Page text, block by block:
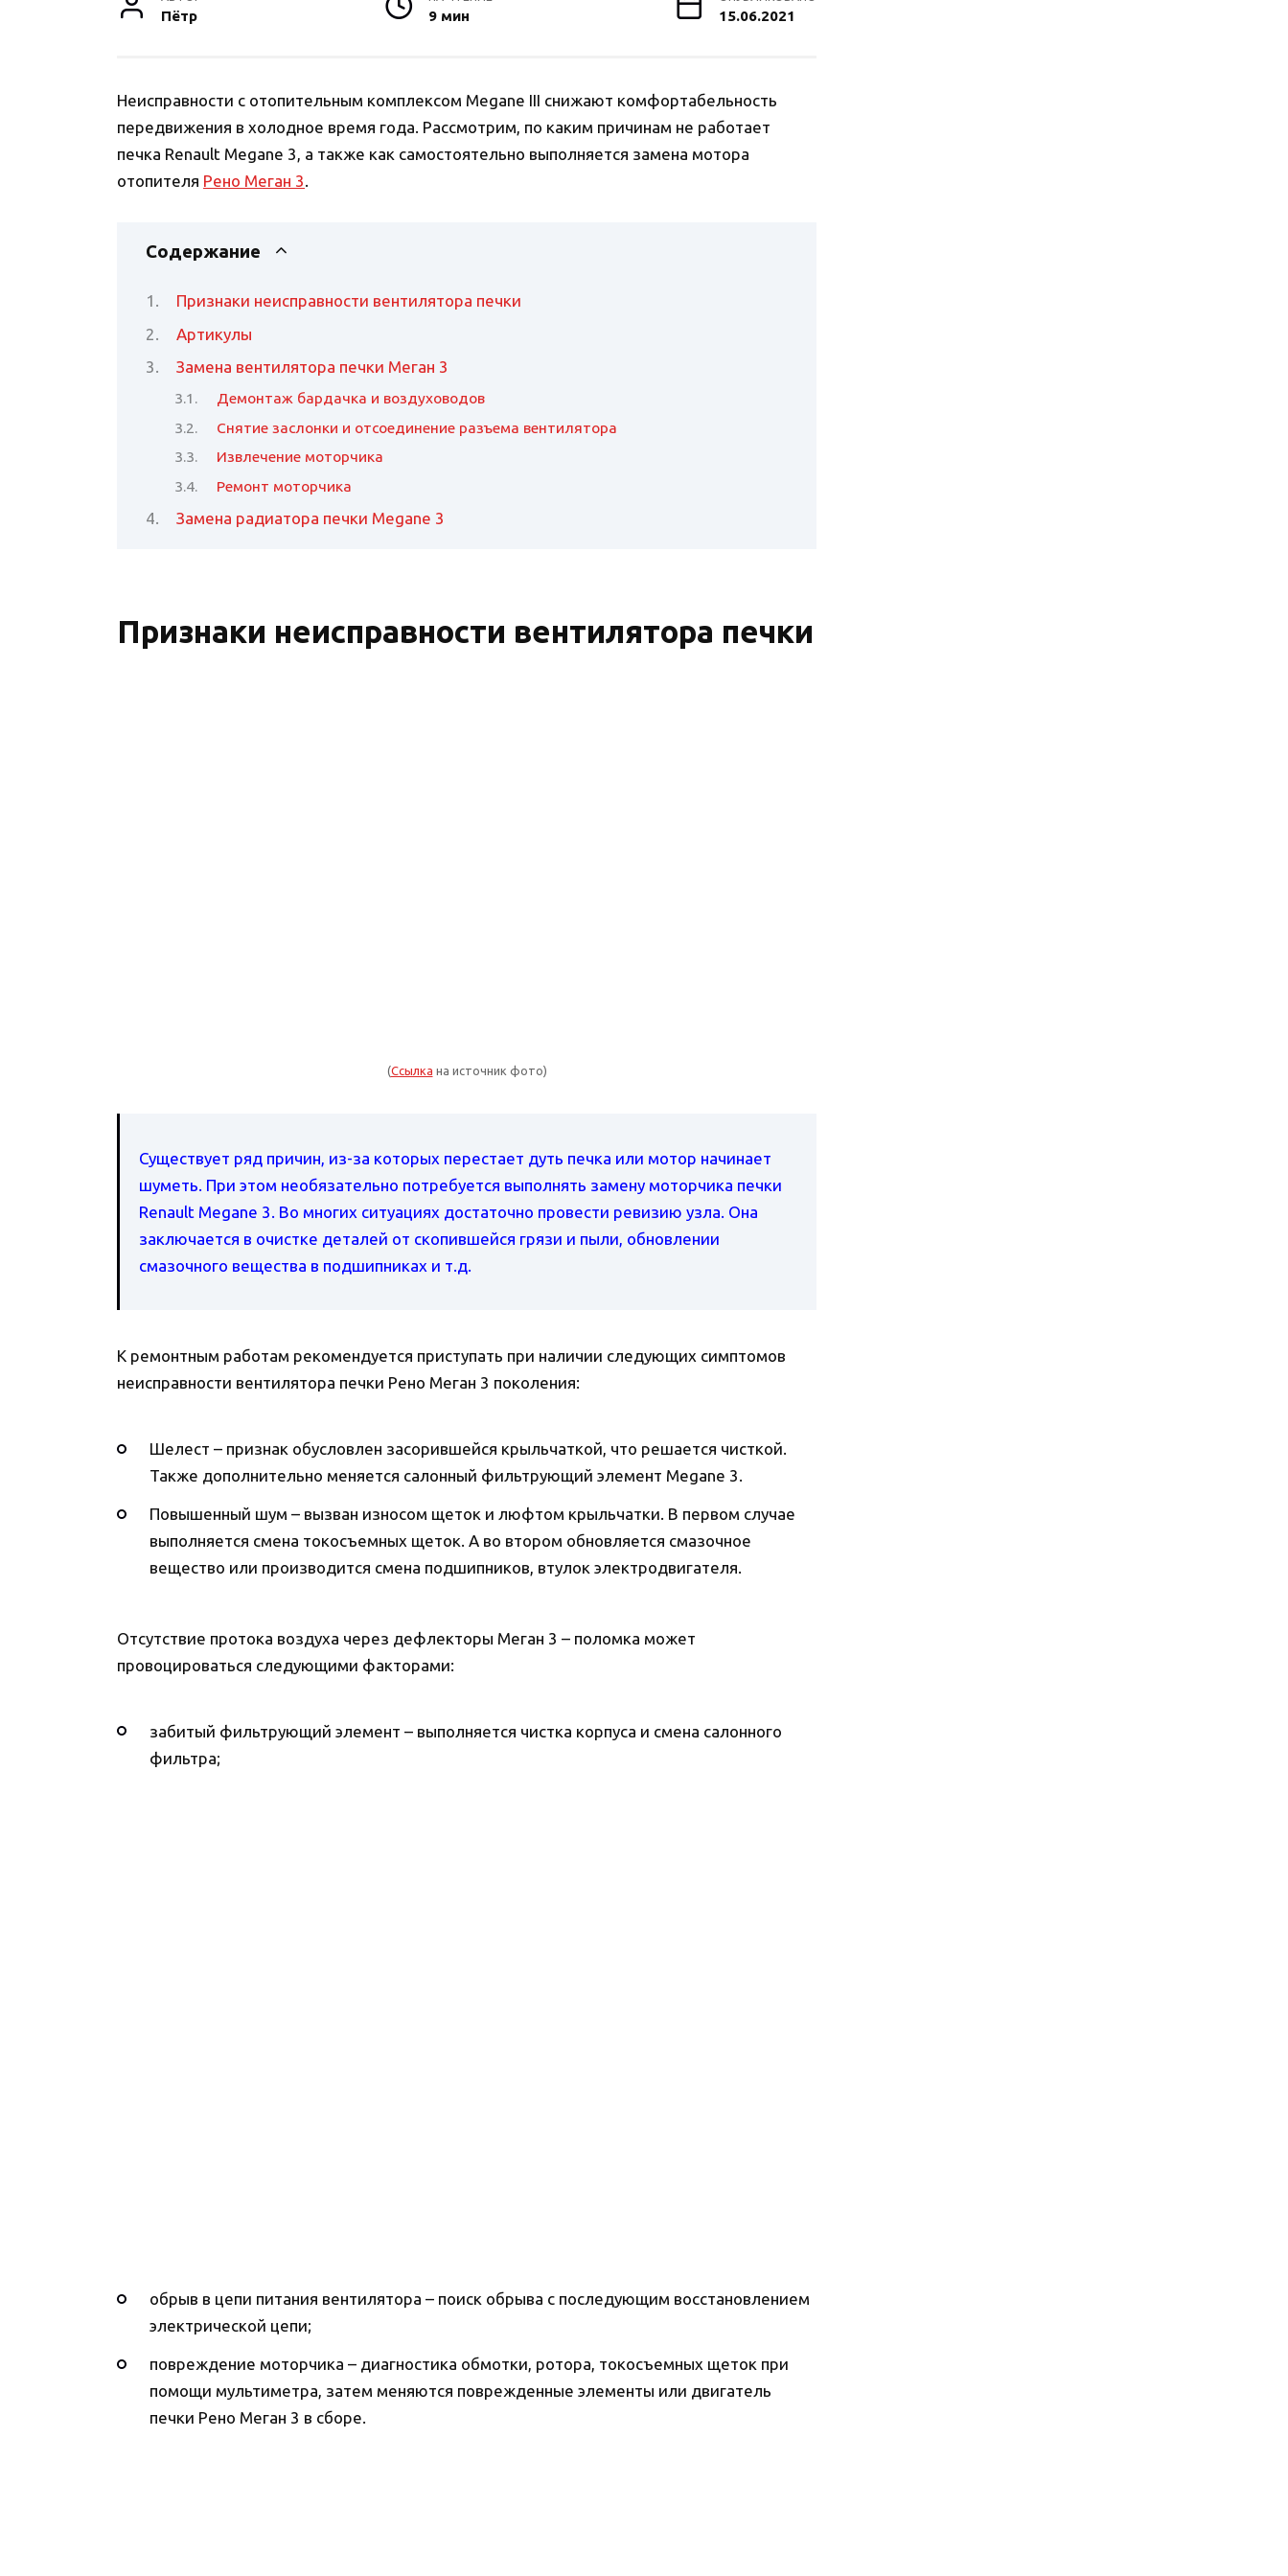
Пётр 9 мин 15.06.2021
Неисправности с отопительным комплексом Megane III снижают комфортабельность
передвижения в холодное время года. Рассмотрим, по каким причинам не работает
печка Renault Megane 3, а также как самостоятельно выполняется замена мотора
отопителя Рено Меган 3.
Содержание
Признаки неисправности вентилятора печки
Артикулы
Замена вентилятора печки Меган 3
Демонтаж бардачка и воздуховодов
Снятие заслонки и отсоединение разъема вентилятора
Извлечение моторчика
Ремонт моторчика
Замена радиатора печки Megane 3
Признаки неисправности вентилятора печки
(Ссылка на источник фото)
Существует ряд причин, из-за которых перестает дуть печка или мотор начинает
шуметь. При этом необязательно потребуется выполнять замену моторчика печки
Renault Megane 3. Во многих ситуациях достаточно провести ревизию узла. Она
заключается в очистке деталей от скопившейся грязи и пыли, обновлении
смазочного вещества в подшипниках и т.д.
К ремонтным работам рекомендуется приступать при наличии следующих симптомов
неисправности вентилятора печки Рено Меган 3 поколения:
Шелест – признак обусловлен засорившейся крыльчаткой, что решается чисткой.
Также дополнительно меняется салонный фильтрующий элемент Megane 3.
Повышенный шум – вызван износом щеток и люфтом крыльчатки. В первом случае
выполняется смена токосъемных щеток. А во втором обновляется смазочное
вещество или производится смена подшипников, втулок электродвигателя.
Отсутствие протока воздуха через дефлекторы Меган 3 – поломка может
провоцироваться следующими факторами:
забитый фильтрующий элемент – выполняется чистка корпуса и смена салонного
фильтра;
обрыв в цепи питания вентилятора – поиск обрыва с последующим восстановлением
электрической цепи;
повреждение моторчика – диагностика обмотки, ротора, токосъемных щеток при
помощи мультиметра, затем меняются поврежденные элементы или двигатель
печки Рено Меган 3 в сборе.